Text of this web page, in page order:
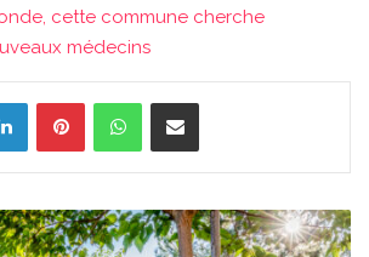
cette commune cherche
médecins
LinkedinPinterestWhatsAppPartager par email